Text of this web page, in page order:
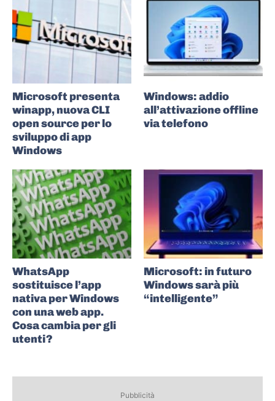
Microsoft presenta
winapp, nuova CLI
open source per lo
sviluppo di app
Windows
Windows: addio
all’attivazione offline
via telefono
WhatsApp
sostituisce l’app
nativa per Windows
con una web app.
Cosa cambia per gli
utenti?
Microsoft: in futuro
Windows sarà più
“intelligente”
Pubblicità